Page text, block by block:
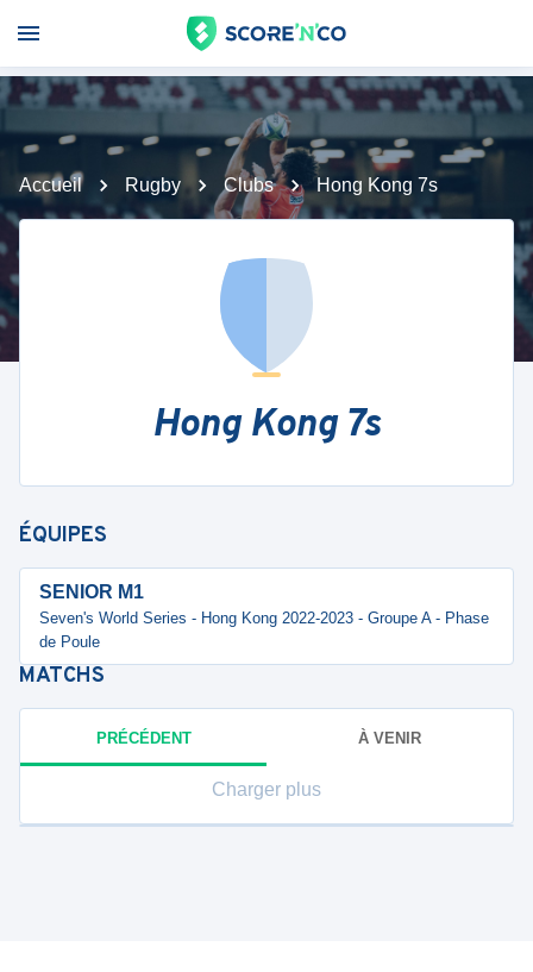
Accueil Rugby Clubs Hong Kong 7s
Hong Kong 7s
ÉQUIPES
SENIOR M1
Seven's World Series - Hong Kong 2022-2023 - Groupe A - Phase
de Poule
MATCHS
PRÉCÉDENT À VENIR
Charger plus